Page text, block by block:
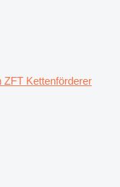
ZFT Kettenförderer